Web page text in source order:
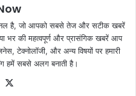
है, जो आपको सबसे तेज और सटीक खबरें
भर की महत्वपूर्ण और प्रासंगिक खबरें आप
टेक्नोलॉजी, और अन्य विषयों पर हमारी
हमें सबसे अलग बनाती है।
Website